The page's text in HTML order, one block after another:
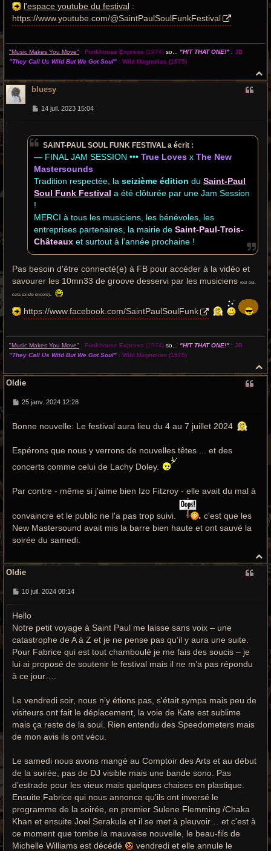
l'espace youtube du festival :
https://www.youtube.com/@SaintPaulSoulFunkFestival
"Music Makes You Move" : Funkhouse Express (1974) so... "HIT THAT ONE!" : JB
"They Call Us Wild But We Got Soul" : Wild Magnolias (1975)
H
a
bluesy
M
g
14 juil. 2023 15:04
SAINT-PAUL SOUL FUNK FESTIVAL a écrit :
― FINAL JAM SESSION ••• True Loves x The New
Mastersounds
Tradition respectée, la seizième édition du Saint-Paul
Soul Funk Festival a été clôturée par une Jam Session
!
MERCI à tous les musiciens, les bénévoles, les
entreprises partenaires, la mairie de Saint-Paul-Trois-
Châteaux et surtout à l’année prochaine !
Pas besoin d'être connecté(e) à FB pour accéder à la vidéo et
savourer les 10mn33 de groove desservi par les musiciens (oui oui,
cela existe encore).
https://www.facebook.com/SaintPaulSoulFunk
"Music Makes You Move" : Funkhouse Express (1974) so... "HIT THAT ONE!" : JB
"They Call Us Wild But We Got Soul" : Wild Magnolias (1975)
H
a
Oldie
M
s
e
25 janv. 2024 12:28
Bonne nouvelle: Le festival aura lieu du 4 au 7 juillet 2024
Espérons que nous y verrons de nouvelles têtes ... et des
concerts comme celui de Lachy Doley.
Par contre - même si j'aime bien Izo Fitzroy - elle avait du mal à
convaincre et le public ne l'a pas trop suivi.
c'est que les
New Mastersound avait mis la barre bien haute et ont sauvé la
soirée du samedi.
a
Oldie
M
s
g
e
10 juil. 2024 08:14
Hello
Notre petit voyage à Saint Paul me laisse sans voix – une
catastrophe de A à Z et je ne pense pas qu’il y aura une suite.
Pour Fabrice qui est tout chamboulé je me fais des soucis – je
lui ai proposé de soutenir le festival mais il ne m’a pas répondu
à ce jour….
Le vendredi soir, nous n’y étions pas, s'était sympa mais peu de
visiteurs ont fait le déplacement, la voie de Kate est sublime
mais ça reste de la soul. Rien entendu des Speedometers mais
de mon avis ils ont vécu.
Le samedi nous avons mangé au Comptoir des Arts et au début
de la soirée, pas de DJ visible mais une bande sono. Pas
d’estrade pour les vieux mais quelques chaises en plastique.
Ensuite Fabrice qui nous annonce qu’ils ont inversé le
programme de la soirée, en premier Sulene Flemming /Chaka
Khan et ensuite Joel Serakula et il se met à pleuvoir… et c'est à
ce moment que tombe la mauvaise nouvelle, le beau-fils de
Michelle Williams est décédé
vendredi et elle annule le